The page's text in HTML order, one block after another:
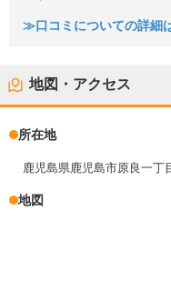
≫口コミについての詳細
地図・アクセス
所在地
鹿児島県鹿児島市原良一丁
地図